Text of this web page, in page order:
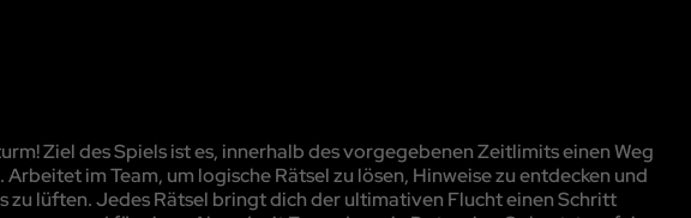
Ziel des Spiels ist es, innerhalb des vorgegebenen Zeitlimits einen Weg
im Team, um logische Rätsel zu lösen, Hinweise zu entdecken und
zu lüften. Jedes Rätsel bringt dich der ultimativen Flucht einen Schritt